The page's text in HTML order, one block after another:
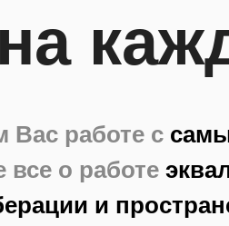
Вас работе с
все о работе
и